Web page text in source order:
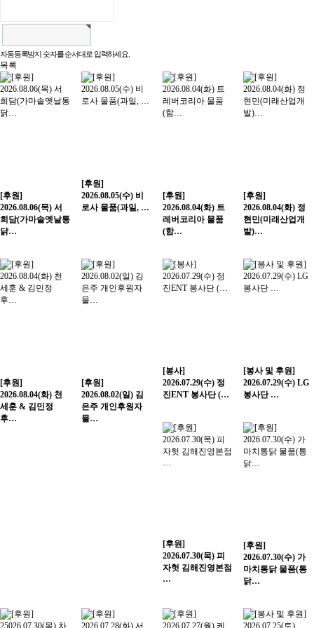
자동등록방지 숫자를 순서대로 입력하세요.
목록
[후원]
2026.08.06(목) 서
희담(가마솥옛날통
닭…
[후원]
2026.08.05(수) 비
로사 물품(과일, …
[후원]
2026.08.04(화) 트
레버코리아 물품
(함…
[후원]
2026.08.04(화) 정
현민(미래산업개
발)…
[후원]
2026.08.04(화) 천
세훈 & 김민정
후…
[후원]
2026.08.02(일) 김
은주 개인후원자
물…
[봉사]
2026.07.29(수) 정
진ENT 봉사단 (…
[봉사 및 후원]
2026.07.29(수) LG
봉사단 …
[후원]
2026.07.30(목) 피
자헛 김해진영본점
…
[후원]
2026.07.30(수) 가
마치통닭 물품(통
닭…